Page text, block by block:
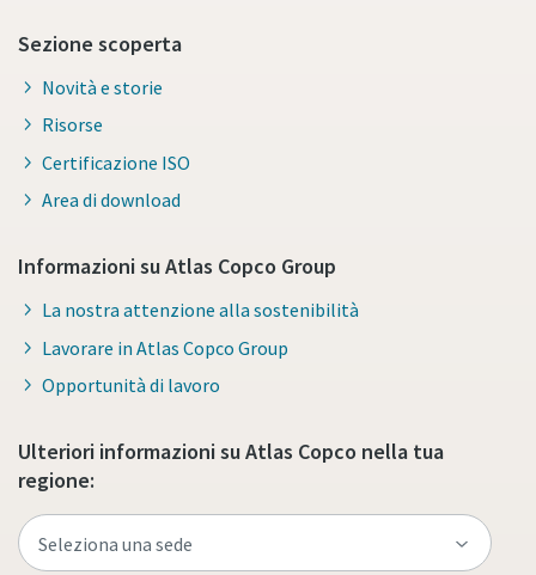
Sezione scoperta
Novità e storie
Risorse
Certificazione ISO
Area di download
Informazioni su Atlas Copco Group
La nostra attenzione alla sostenibilità
Lavorare in Atlas Copco Group
Opportunità di lavoro
Ulteriori informazioni su Atlas Copco nella tua
regione: